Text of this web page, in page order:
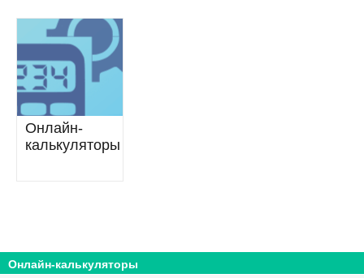
Онлайн-
калькуляторы
Онлайн-калькуляторы